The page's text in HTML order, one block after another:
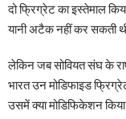
दो फ्रिग्रेट का इस्तेमाल
यानी अटैक नहीं कर सकती
लेकिन जब सोवियत संघ के
भारत उन मोडिफाइड
उसमें क्या मोडिफिकेशन